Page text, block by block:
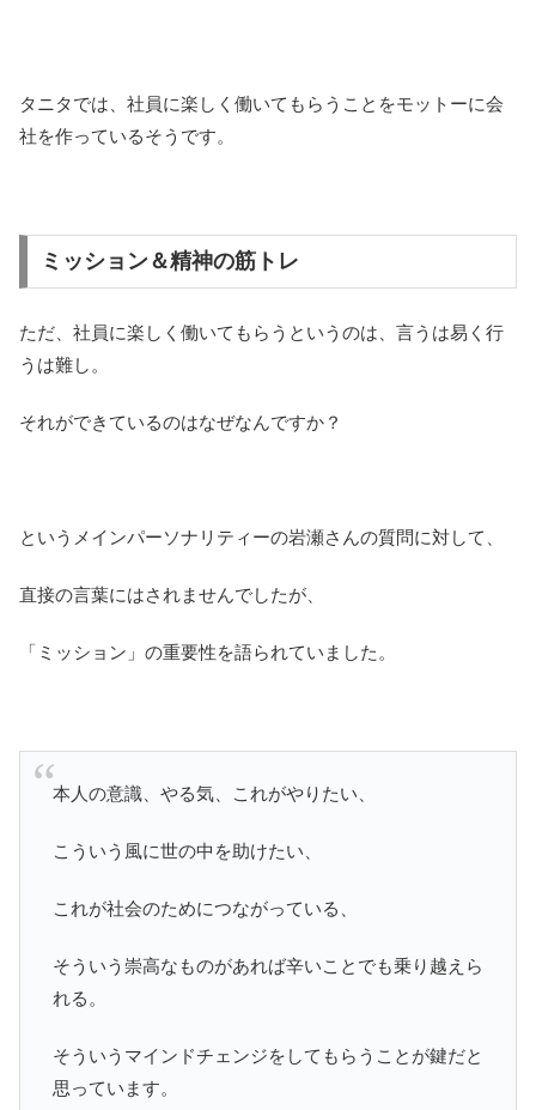
タニタでは、社員に楽しく働いてもらうことをモットーに会
社を作っているそうです。
ミッション＆精神の筋トレ
ただ、社員に楽しく働いてもらうというのは、言うは易く行
うは難し。
それができているのはなぜなんですか？
というメインパーソナリティーの岩瀬さんの質問に対して、
直接の言葉にはされませんでしたが、
「ミッション」の重要性を語られていました。
本人の意識、やる気、これがやりたい、
こういう風に世の中を助けたい、
これが社会のためにつながっている、
そういう崇高なものがあれば辛いことでも乗り越えら
れる。
そういうマインドチェンジをしてもらうことが鍵だと
思っています。